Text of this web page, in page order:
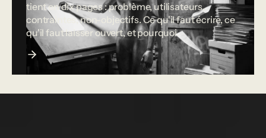
tient en dix pages : problème, utilisateurs,
contraintes, non-objectifs. Ce qu'il faut écrire, ce
qu'il faut laisser ouvert, et pourquoi.